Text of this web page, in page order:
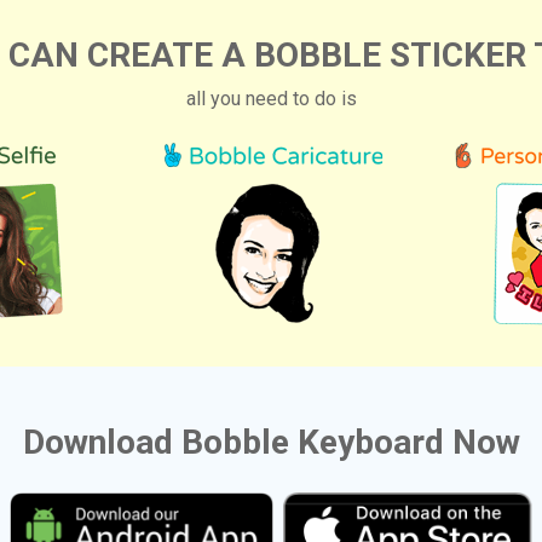
CAN CREATE A BOBBLE STICKER
all you need to do is
Download Bobble Keyboard Now